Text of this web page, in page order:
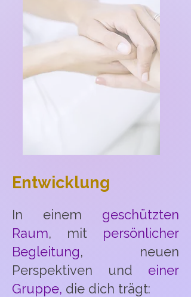
Entwicklung
In einem geschützten
Raum, mit persönlicher
Begleitung, neuen
Perspektiven und einer
Gruppe, die dich trägt: